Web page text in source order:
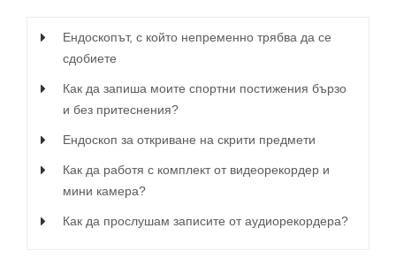
Ендоскопът, с който непременно трябва да се
сдобиете
Как да запиша моите спортни постижения бързо
и без притеснения?
Eндоскоп за откриване на скрити предмети
Как да работя с комплект от видеорекордер и
мини камера?
Как да прослушам записите от аудиорекордера?